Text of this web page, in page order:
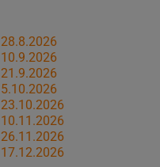
28.8.2026
10.9.2026
21.9.2026
5.10.2026
23.10.2026
10.11.2026
26.11.2026
17.12.2026